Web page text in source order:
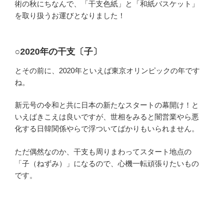
術の秋にちなんで、「干支色紙」と「和紙バスケット」
を取り扱うお運びとなりました！
○2020年の干支〔子〕
とその前に、2020年といえば東京オリンピックの年です
ね。
新元号の令和と共に日本の新たなスタートの幕開け！と
いえばきこえは良いですが、世相をみると闇営業やら悪
化する日韓関係やらで浮ついてばかりもいられません。
ただ偶然なのか、干支も周りまわってスタート地点の
「子（ねずみ）」になるので、心機一転頑張りたいもの
です。